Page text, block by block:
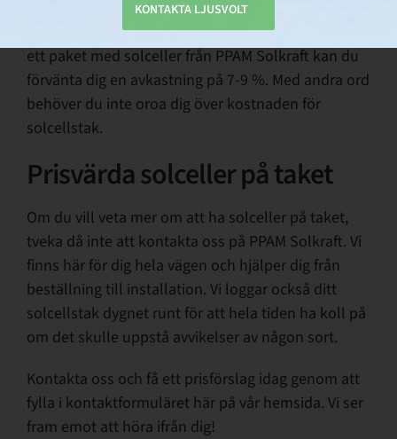
solkraftsanläggningen, genom att både minska sitt
inköp av el samt sälja ut överskottet. När du köper
ett paket med solceller från PPAM Solkraft kan du
förvänta dig en avkastning på 7-9 %. Med andra ord
behöver du inte oroa dig över kostnaden för
solcellstak.
Prisvärda solceller på taket
Om du vill veta mer om att ha solceller på taket,
tveka då inte att kontakta oss på PPAM Solkraft. Vi
finns här för dig hela vägen och hjälper dig från
beställning till installation. Vi loggar också ditt
solcellstak dygnet runt för att hela tiden ha koll på
om det skulle uppstå avvikelser av någon sort.
Kontakta oss och få ett prisförslag idag genom att
fylla i kontaktformuläret här på vår hemsida. Vi ser
fram emot att höra ifrån dig!
KONTAKTA LJUSVOLT